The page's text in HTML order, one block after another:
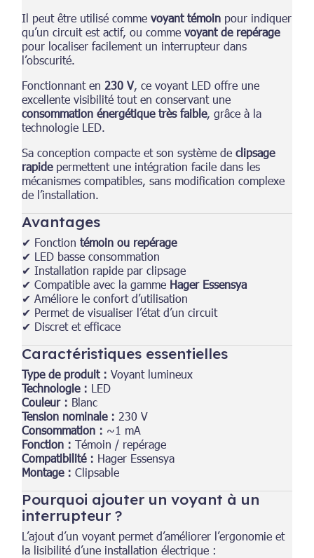
Il peut être utilisé commevoyant témoin pour indiquer
qu’un circuit est actif, ou commevoyant de repérage
pour localiser facilement un interrupteur dans
l’obscurité.
Fonctionnant en 230 V, ce voyant LED offre une
excellente visibilité tout en conservant une
consommation énergétique très faible, grâce à la
technologie LED.
Sa conception compacte et son système declipsage
rapidepermettent une intégration facile dans les
mécanismes compatibles, sans modification complexe
de l’installation.
Avantages
✔ Fonctiontémoin ou repérage
✔ LED basse consommation
✔ Installation rapide par clipsage
✔ Compatible avec la gamme Hager Essensya
✔ Améliore le confort d’utilisation
✔ Permet de visualiser l’état d’un circuit
✔ Discret et efficace
Caractéristiques essentielles
Type de produit : Voyant lumineux
Technologie : LED
Couleur : Blanc
Tension nominale : 230 V
Consommation : ~1 mA
Fonction : Témoin / repérage
Compatibilité : Hager Essensya
Montage : Clipsable
Pourquoi ajouter un voyant à un
interrupteur ?
L’ajout d’un voyant permet d’améliorer l’ergonomie et
la lisibilité d’une installation électrique :